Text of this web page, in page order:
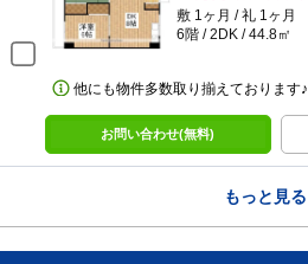
敷 1ヶ月 / 礼 1ヶ月
6階 / 2DK / 44.8㎡
他にも物件多数取り揃えております♪
お問い合わせ(無料)
もっと見る